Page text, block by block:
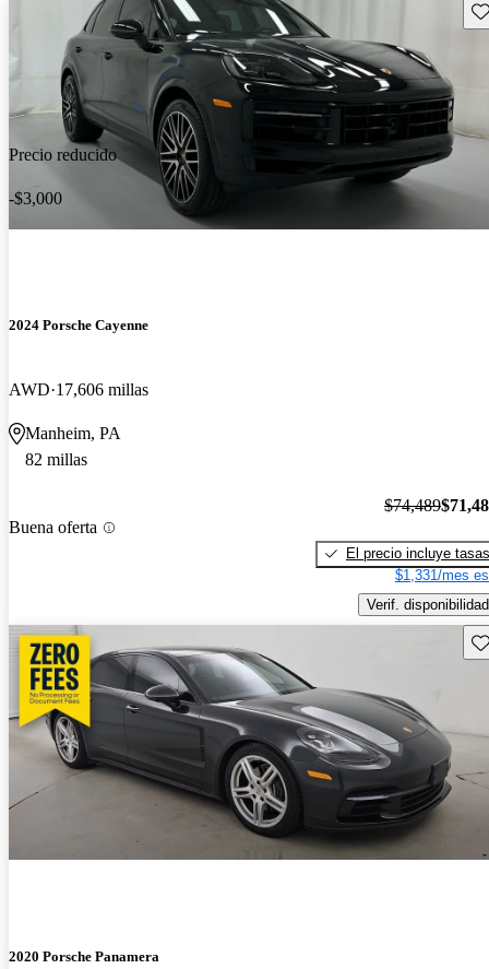
Precio reducido
-$3,000
2024 Porsche Cayenne
AWD 17,606 millas
Manheim, PA
82 millas
Buena oferta
$74,489
El precio incluye tasas
$1,331/mes
Verif. disponibilidad
2020 Porsche Panamera